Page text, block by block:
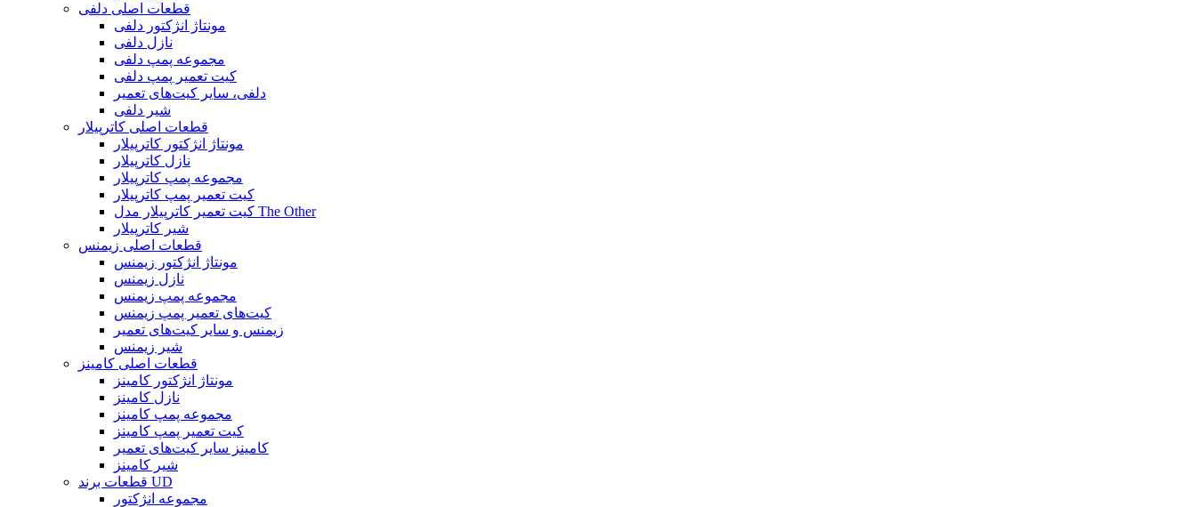
قطعات اصلی دلفی
مونتاژ انژکتور دلفی
نازل دلفی
مجموعه پمپ دلفی
کیت تعمیر پمپ دلفی
دلفی، سایر کیت‌های تعمیر
شیر دلفی
قطعات اصلی کاترپیلار
مونتاژ انژکتور کاترپیلار
نازل کاترپیلار
مجموعه پمپ کاترپیلار
کیت تعمیر پمپ کاترپیلار
کیت تعمیر کاترپیلار مدل The Other
شیر کاترپیلار
قطعات اصلی زیمنس
مونتاژ انژکتور زیمنس
نازل زیمنس
مجموعه پمپ زیمنس
کیت‌های تعمیر پمپ زیمنس
زیمنس و سایر کیت‌های تعمیر
شیر زیمنس
قطعات اصلی کامینز
مونتاژ انژکتور کامینز
نازل کامینز
مجموعه پمپ کامینز
کیت تعمیر پمپ کامینز
کامینز سایر کیت‌های تعمیر
شیر کامینز
قطعات برند UD
مجموعه انژکتور